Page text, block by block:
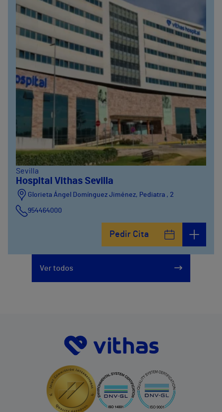
Sevilla
Hospital Vithas Sevilla
Glorieta Ángel Domínguez Jiménez, Pediatra , 2
954464000
Pedir Cita
Ver todos